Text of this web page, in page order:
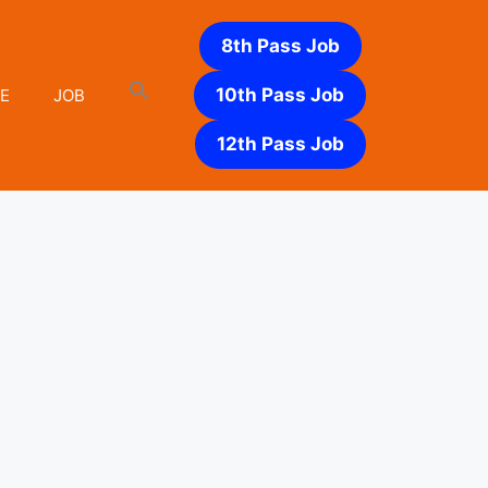
JOB
8th Pass Job
10th Pass Job
12th Pass Job